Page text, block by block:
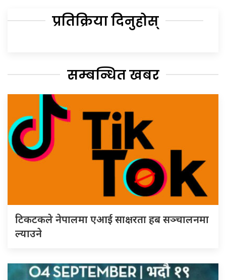
प्रतिक्रिया दिनुहोस्
सम्बन्धित खबर
टिकटकले नेपालमा एआई साक्षरता हब सञ्चालनमा
ल्याउने